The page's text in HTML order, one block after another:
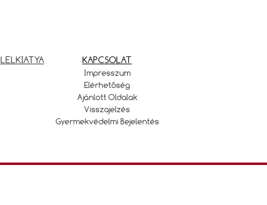
LELKIATYA KAPCSOLAT
Impresszum
Elérhetőség
Ajánlott Oldalak
Visszajelzés
Gyermekvédelmi Bejelentés